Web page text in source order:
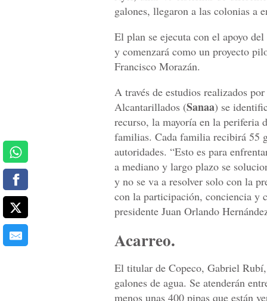
galones, llegaron a las colonias a
El plan se ejecuta con el apoyo
y comenzará como un proyecto
Francisco Morazán.
A través de estudios realizados
Alcantarillados (Sanaa) se
recurso, la mayoría en la periferia
familias. Cada familia recibirá 55
autoridades. “Esto es para
a mediano y largo plazo se
y no se va a resolver solo con la
con la participación, conciencia y
presidente Juan Orlando
Acarreo.
El titular de Copeco, Gabriel
galones de agua. Se atenderán
menos unas 400 pipas que están